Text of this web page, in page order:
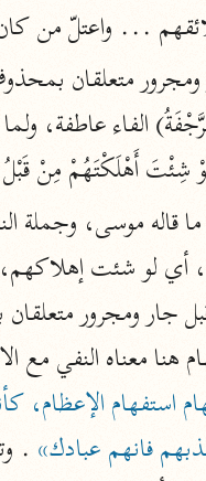
أبو
... واعتلّ من
شِئْتَ أَهْلَكْتَهُمْ مِنْ
فانهم عبادك»